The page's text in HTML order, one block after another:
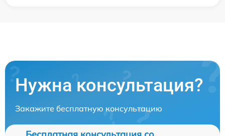
Нужна консультация?
Закажите бесплатную консультацию